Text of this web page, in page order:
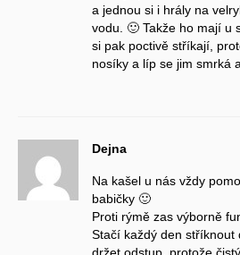
a jednou si i hrály na
vodu. 🙂 Takže ho mají u
si pak poctivě stříkají,
nosíky a líp se jim smrká
Dejna
Na kašel u nás vždy
babičky 🙂
Proti rýmě zas výborně
Stačí každý den stříknout
držet odstup, protože